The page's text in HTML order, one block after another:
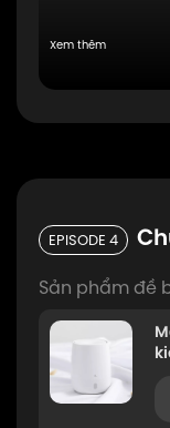
Xem thêm
EPISODE 4
Sản phẩm đề